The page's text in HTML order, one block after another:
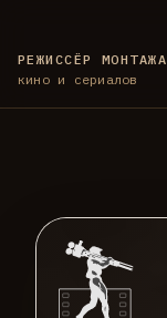
РЕЖИССЁР МОНТАЖА
кино и сериалов